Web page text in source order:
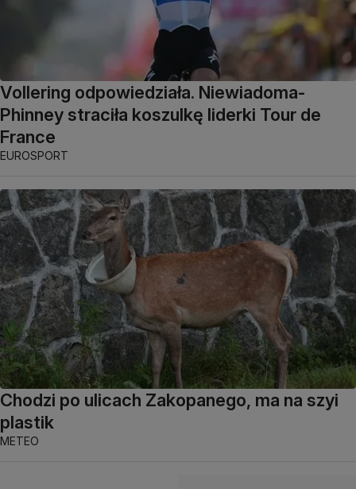
Vollering odpowiedziała. Niewiadoma-
Phinney straciła koszulkę liderki Tour de
France
EUROSPORT
Chodzi po ulicach Zakopanego, ma na szyi
plastik
METEO